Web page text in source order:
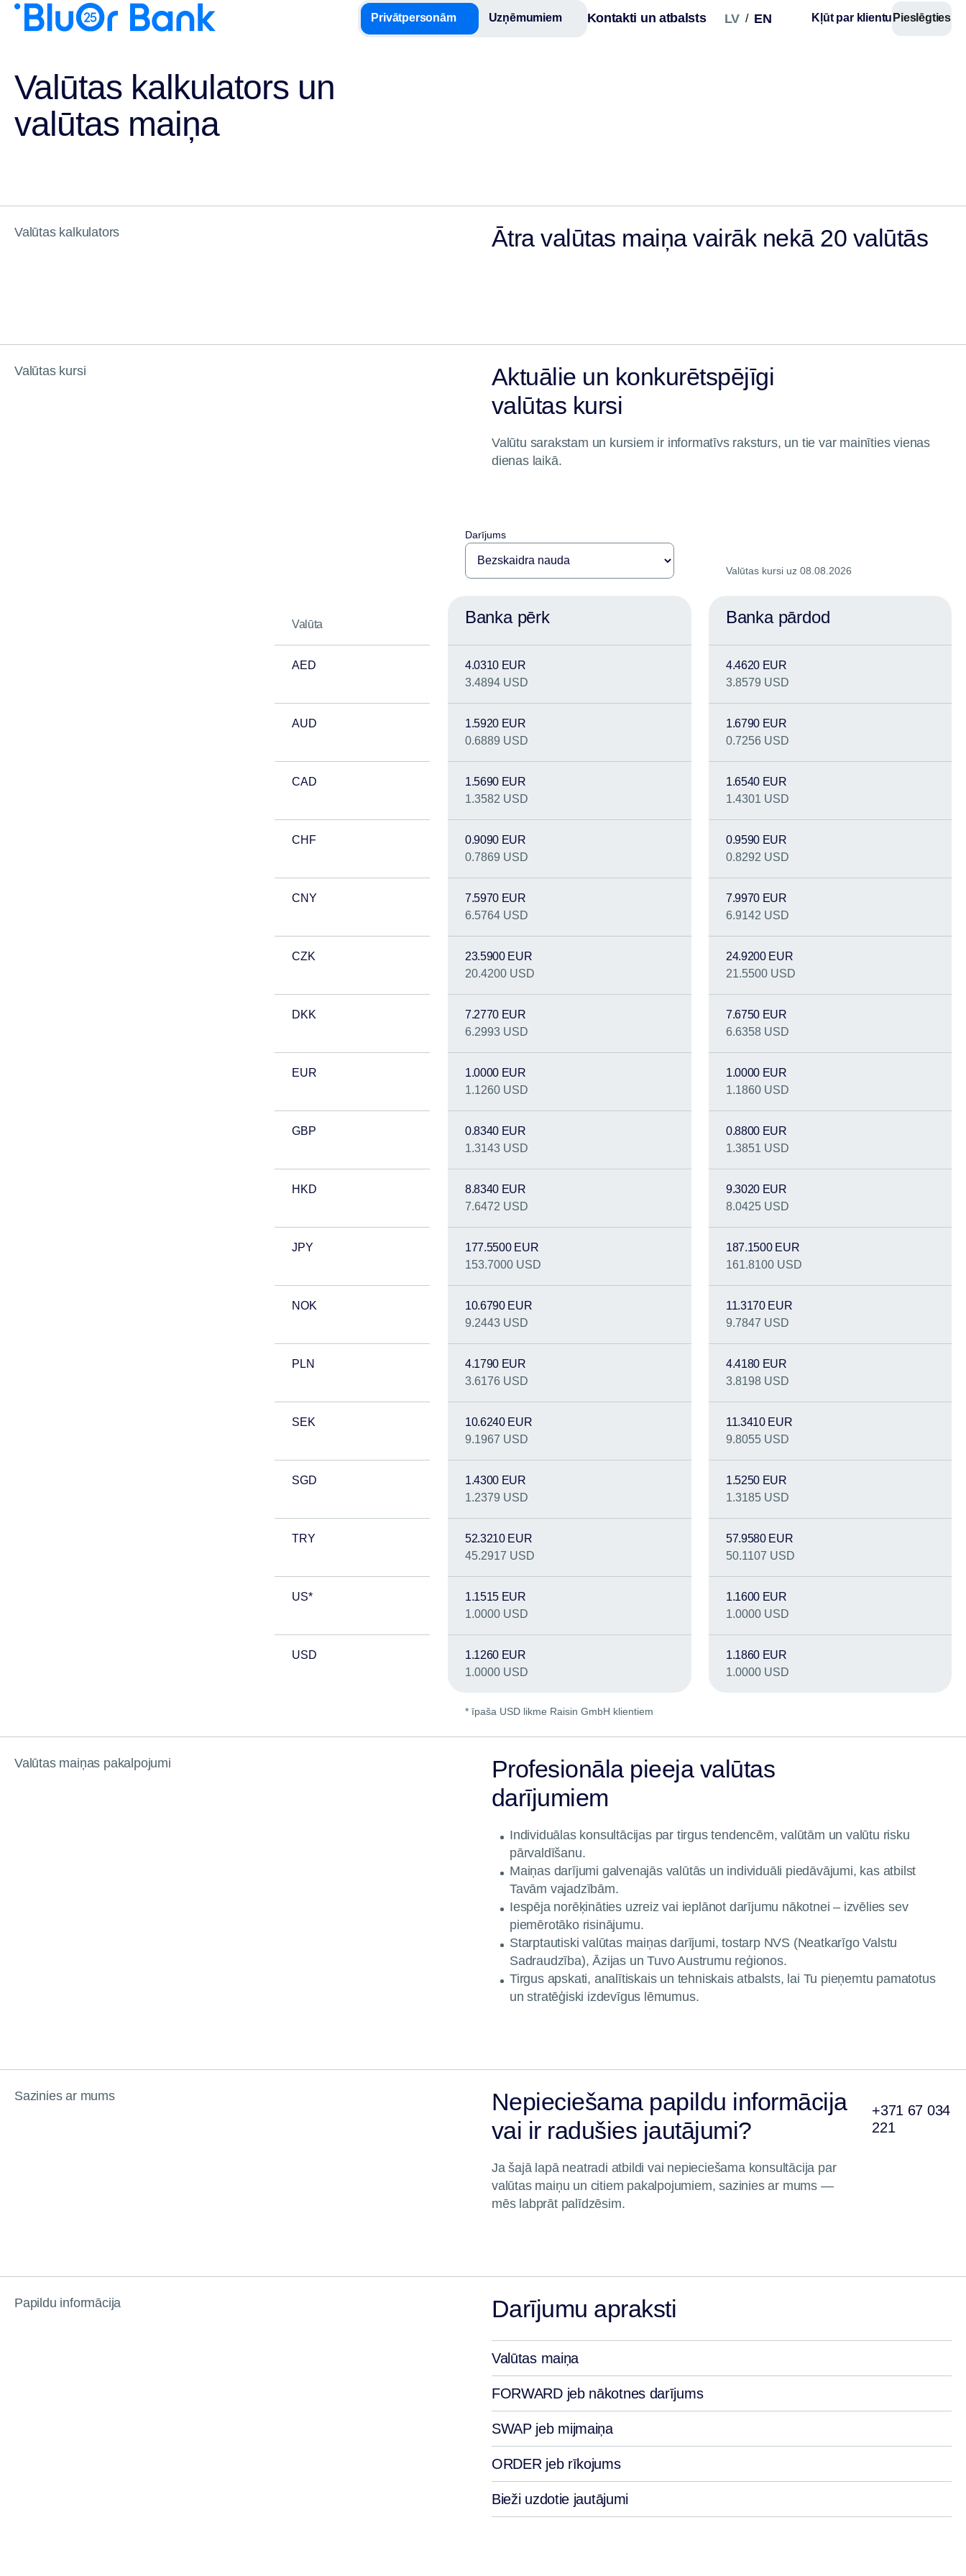
Privātpersonām Uzņēmumiem Kontakti un atbalsts LV / EN Kļūt par klientu Pieslēgties
Valūtas kalkulators un
valūtas maiņa
Valūtas kalkulators Ātra valūtas maiņa vairāk nekā 20 valūtās
Valūtas kursi
Aktuālie un konkurētspējīgi
valūtas kursi
Valūtu sarakstam un kursiem ir informatīvs raksturs, un tie var mainīties vienas
dienas laikā.
Darījums
Valūtas kursi uz 08.08.2026
Valūta Banka pērk Banka pārdod
AED
4.0310 EUR
3.4894 USD
4.4620 EUR
3.8579 USD
AUD
1.5920 EUR
0.6889 USD
1.6790 EUR
0.7256 USD
CAD
1.5690 EUR
1.3582 USD
1.6540 EUR
1.4301 USD
CHF
0.9090 EUR
0.7869 USD
0.9590 EUR
0.8292 USD
CNY
7.5970 EUR
6.5764 USD
7.9970 EUR
6.9142 USD
CZK
23.5900 EUR
20.4200 USD
24.9200 EUR
21.5500 USD
DKK
7.2770 EUR
6.2993 USD
7.6750 EUR
6.6358 USD
EUR
1.0000 EUR
1.1260 USD
1.0000 EUR
1.1860 USD
GBP
0.8340 EUR
1.3143 USD
0.8800 EUR
1.3851 USD
HKD
8.8340 EUR
7.6472 USD
9.3020 EUR
8.0425 USD
JPY
177.5500 EUR
153.7000 USD
187.1500 EUR
161.8100 USD
NOK
10.6790 EUR
9.2443 USD
11.3170 EUR
9.7847 USD
PLN
4.1790 EUR
3.6176 USD
4.4180 EUR
3.8198 USD
SEK
10.6240 EUR
9.1967 USD
11.3410 EUR
9.8055 USD
SGD
1.4300 EUR
1.2379 USD
1.5250 EUR
1.3185 USD
TRY
52.3210 EUR
45.2917 USD
57.9580 EUR
50.1107 USD
US*
1.1515 EUR
1.0000 USD
1.1600 EUR
1.0000 USD
USD
1.1260 EUR
1.0000 USD
1.1860 EUR
1.0000 USD
* īpaša USD likme Raisin GmbH klientiem
Valūtas maiņas pakalpojumi
Profesionāla pieeja valūtas
darījumiem
Individuālas konsultācijas par tirgus tendencēm, valūtām un valūtu risku
pārvaldīšanu.
Maiņas darījumi galvenajās valūtās un individuāli piedāvājumi, kas atbilst
Tavām vajadzībām.
Iespēja norēķināties uzreiz vai ieplānot darījumu nākotnei – izvēlies sev
piemērotāko risinājumu.
Starptautiski valūtas maiņas darījumi, tostarp NVS (Neatkarīgo Valstu
Sadraudzība), Āzijas un Tuvo Austrumu reģionos.
Tirgus apskati, analītiskais un tehniskais atbalsts, lai Tu pieņemtu pamatotus
un stratēģiski izdevīgus lēmumus.
Sazinies ar mums
Nepieciešama papildu informācija
vai ir radušies jautājumi?
Ja šajā lapā neatradi atbildi vai nepieciešama konsultācija par
valūtas maiņu un citiem pakalpojumiem, sazinies ar mums —
mēs labprāt palīdzēsim.
+371 67 034
221
Papildu informācija Darījumu apraksti
Valūtas maiņa
FORWARD jeb nākotnes darījums
SWAP jeb mijmaiņa
ORDER jeb rīkojums
Bieži uzdotie jautājumi